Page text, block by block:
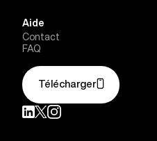
Aide
Contact
FAQ
Télécharger